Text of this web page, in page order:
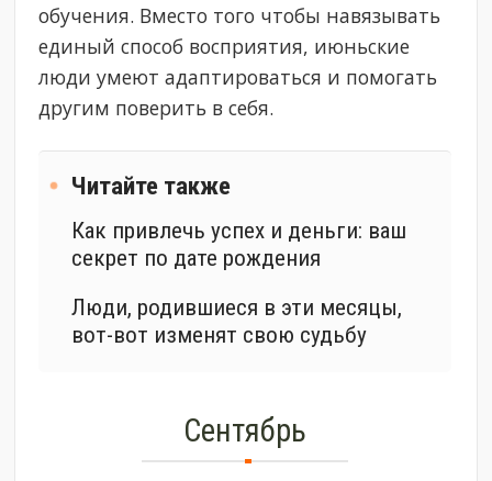
обучения. Вместо того чтобы навязывать
единый способ восприятия, июньские
люди умеют адаптироваться и помогать
другим поверить в себя.
Читайте также
Как привлечь успех и деньги: ваш
секрет по дате рождения
Люди, родившиеся в эти месяцы,
вот-вот изменят свою судьбу
Сентябрь